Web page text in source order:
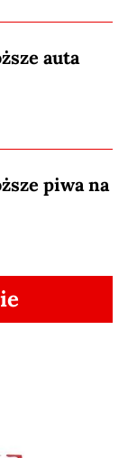
auta
piwa na